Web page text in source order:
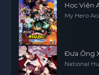
Học Viện
My Hero
Đưa Ông
National